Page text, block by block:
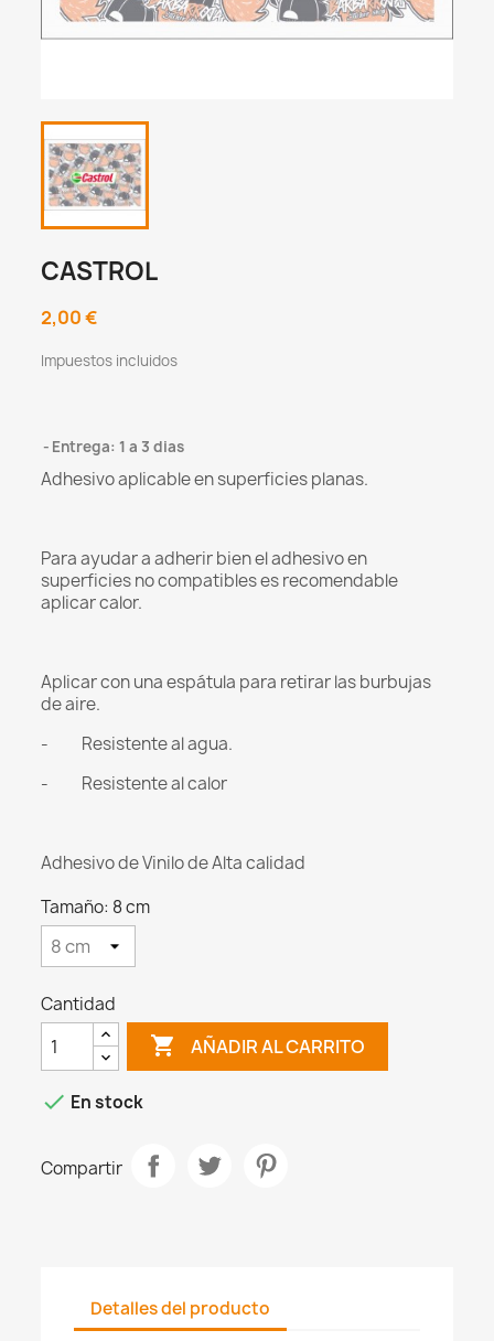
CASTROL
2,00 €
Impuestos incluidos
Entrega: 1 a 3 dias
Adhesivo aplicable en superficies planas.
Para ayudar a adherir bien el adhesivo en
superficies no compatibles es recomendable
aplicar calor.
Aplicar con una espátula para retirar las burbujas
de aire.
- Resistente al agua.
- Resistente al calor
Adhesivo de Vinilo de Alta calidad
Tamaño: 8 cm
Cantidad
 AÑADIR AL CARRITO
 En stock
Compartir
Detalles del producto